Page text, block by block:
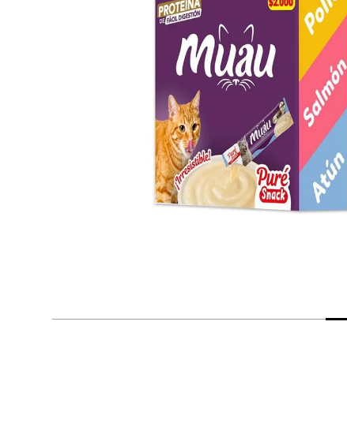
lácteos y refrigerados
cuidado del bebé
otros